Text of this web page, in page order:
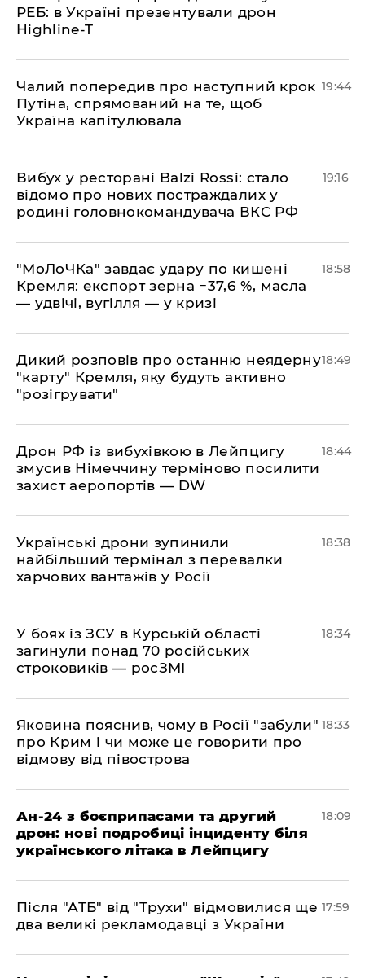
РЕБ: в Україні презентували дрон
Highline-T
​Чалий попередив про наступний крок
Путіна, спрямований на те, щоб
Україна капітулювала
19:44
​Вибух у ресторані Balzi Rossi: стало
відомо про нових постраждалих у
родині головнокомандувача ВКС РФ
19:16
​"МоЛоЧКа" завдає удару по кишені
Кремля: експорт зерна −37,6 %, масла
— удвічі, вугілля — у кризі
18:58
​Дикий розповів про останню неядерну
"карту" Кремля, яку будуть активно
"розігрувати"
18:49
​Дрон РФ із вибухівкою в Лейпцигу
змусив Німеччину терміново посилити
захист аеропортів — DW
18:44
​Українські дрони зупинили
найбільший термінал з перевалки
харчових вантажів у Росії
18:38
​У боях із ЗСУ в Курській області
загинули понад 70 російських
строковиків — росЗМІ
18:34
​Яковина пояснив, чому в Росії "забули"
про Крим і чи може це говорити про
відмову від півострова
18:33
​Ан-24 з боєприпасами та другий
дрон: нові подробиці інциденту біля
українського літака в Лейпцигу
18:09
​Після "АТБ" від "Трухи" відмовилися ще
два великі рекламодавці з України
17:59